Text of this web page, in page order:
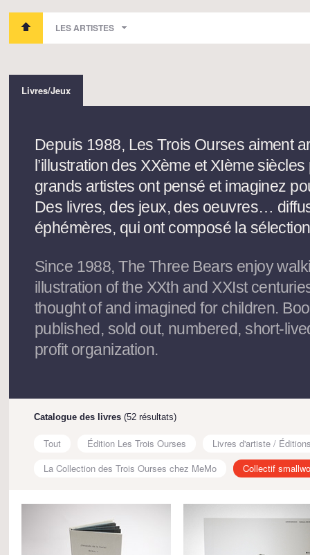
LES ARTISTES
Livres/Jeux
Depuis 1988, Les Trois Ourses aiment
l’illustration des XXème et XIème
grands artistes ont pensé et imaginez
Des livres, des jeux, des oeuvres…
éphémères, qui ont composé la
Since 1988, The Three Bears enjoy
illustration of the XXth and XXIst
thought of and imagined for children.
published, sold out, numbered, short-
profit organization.
Catalogue des livres (52 résultats)
Tout Édition Les Trois Ourses
Livres d'artiste /
La Collection des Trois Ourses chez MeMo
Collectif